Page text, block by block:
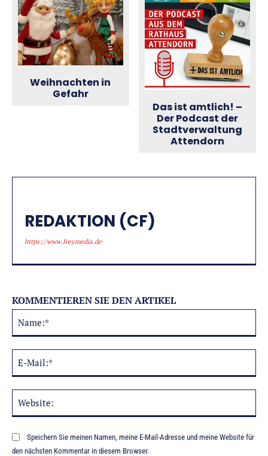
Weihnachten in
Gefahr
Das ist amtlich! –
Der Podcast der
Stadtverwaltung
Attendorn
REDAKTION (CF)
https://www.freymedia.de
KOMMENTIEREN SIE DEN ARTIKEL
Speichern Sie meinen Namen, meine E-Mail-Adresse und meine Website für
den nächsten Kommentar in diesem Browser.